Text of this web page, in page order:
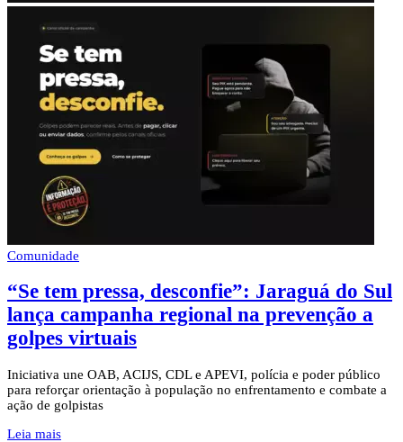
Comunidade
“Se tem pressa, desconfie”: Jaraguá do Sul
lança campanha regional na prevenção a
golpes virtuais
Iniciativa une OAB, ACIJS, CDL e APEVI, polícia e poder público
para reforçar orientação à população no enfrentamento e combate a
ação de golpistas
Leia mais